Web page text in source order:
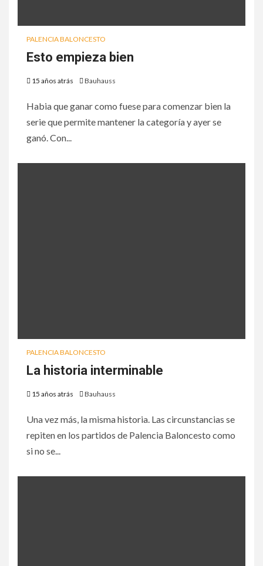
PALENCIA BALONCESTO
Esto empieza bien
15 años atrás Bauhauss
Habia que ganar como fuese para comenzar bien la
serie que permite mantener la categoría y ayer se
ganó. Con...
PALENCIA BALONCESTO
La historia interminable
15 años atrás Bauhauss
Una vez más, la misma historia. Las circunstancias se
repiten en los partidos de Palencia Baloncesto como
si no se...